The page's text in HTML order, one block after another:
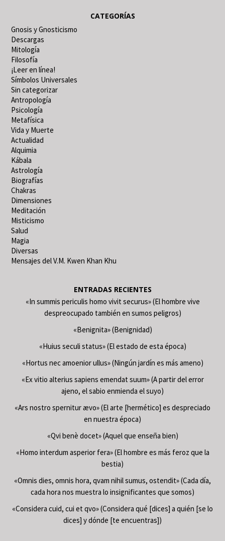
CATEGORÍAS
Gnosis y Gnosticismo
Descargas
Mitología
Filosofía
¡Leer en línea!
Símbolos Universales
Sin categorizar
Antropología
Psicología
Metafísica
Vida y Muerte
Actualidad
Alquimia
Kábala
Astrología
Biografías
Chakras
Dimensiones
Meditación
Misticismo
Salud
Magia
Diversas
Mensajes del V.M. Kwen Khan Khu
ENTRADAS RECIENTES
«In summis periculis homo vivit securus» (El hombre vive
despreocupado también en sumos peligros)
«Benignita» (Benignidad)
«Huius seculi status» (El estado de esta época)
«Hortus nec amoenior ullus» (Ningún jardín es más ameno)
«Ex vitio alterius sapiens emendat suum» (A partir del error
ajeno, el sabio enmienda el suyo)
«Ars nostro spernitur ævo» (El arte [hermético] es despreciado
en nuestra época)
«Qvi benè docet» (Aquel que enseña bien)
«Homo interdum asperior fera» (El hombre es más feroz que la
bestia)
«Omnis dies, omnis hora, qvam nihil sumus, ostendit» (Cada día,
cada hora nos muestra lo insignificantes que somos)
«Considera cuid, cui et qvo» (Considera qué [dices] a quién [se lo
dices] y dónde [te encuentras])